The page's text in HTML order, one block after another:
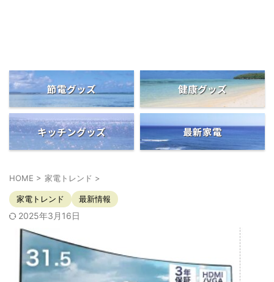
節電グッズ 健康グッズ
キッチングッズ 最新家電
HOME > 家電トレンド >
家電トレンド 最新情報
2025年3月16日